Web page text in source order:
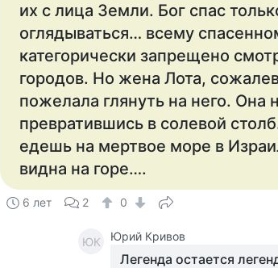
их с лица Земли. Бог спас
оглядываться… всему
категорически запрещено
городов. Но жена Лота,
пожелала глянуть на него. Она
превратившись в солевой
едешь на мертвое море в
видна на горе….
6 лет 2 0
ЮК Юрий Кривов
Легенда остается